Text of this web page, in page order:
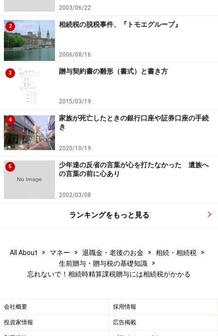
間が空きすぎて忘れてしまっていた
す。現在は制度のスタートからは16年以上経っています
ので、忘れてしまうこともあると思います。なお税務署
は相続時精算課税の記録を
れること、漏れることはありません。相続発生の情報が
入れば漏れなくチェックしているようです。
落とし穴3「一度利用すると暦年贈与はでき
なくなる」
この誤解も多いです。相続時精算課税は一度利用してし
まうと二度と「 暦年贈与（110万円までは贈与税がかか
らない）」が
できません。これを別物と勘違いし、相続
しまっている人が多くいます。例えば10年分の贈与であ
れば1100万円を加算するようになってしまいます。場合
によっては贈与税の加算税や延滞税までかかってしまい
ですが、誤った理解やうっかり忘れなどが後に大きな代
償となってしまいます。影響額がとても大きいので、相
続が発生した際は「相続時精算課税」を利用していなか
2003/06/22
2 相続税の脱税事件、『トモエグループ』
2006/08/16
3 贈与契約書の雛形（書式）と書き方
2015/03/19
4
家族が死亡したときの銀行口座や証券口座の手続
き
2020/10/19
5
少年達の反省の言葉が心を打たなかった 遺族へ
の言葉の前に心あり
2002/03/08
ランキングをもっと見る
All About > マネー > 退職金・老後のお金 > 相続・相続税
>
生前贈与・贈与税の基礎知識
>
忘れないで！相続時精算課税贈与には相続税がかかる
会社概要 採用情報
投資家情報 広告掲載